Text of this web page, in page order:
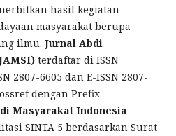
hasil kegiatan
masyarakat berupa
ilmu. Jurnal Abdi
terdaftar di ISSN
2807-6605 dan E-ISSN 2807-
dengan Prefix
Masyarakat Indonesia
SINTA 5 berdasarkan Surat